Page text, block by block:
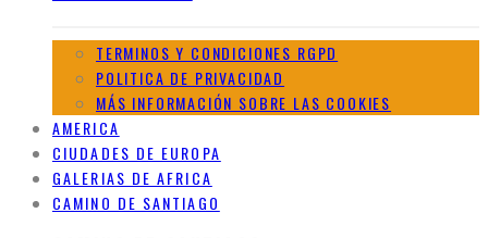
TERMINOS Y CONDICIONES RGPD
POLITICA DE PRIVACIDAD
MÁS INFORMACIÓN SOBRE LAS COOKIES
AMERICA
CIUDADES DE EUROPA
GALERIAS DE AFRICA
CAMINO DE SANTIAGO